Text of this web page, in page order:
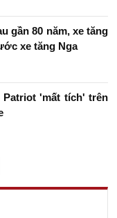
gần 80 năm, xe tăng
xe tăng Nga
'mất tích' trên